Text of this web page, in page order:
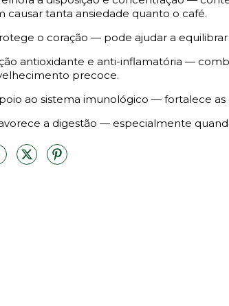
causar tanta ansiedade quanto o café.
o coração — pode ajudar a
antioxidante e anti-inflamatória —
precoce.
ao sistema imunológico — fortalece as
a digestão — especialmente